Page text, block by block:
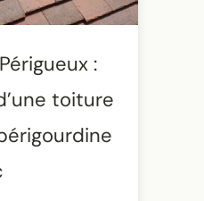
:
toiture